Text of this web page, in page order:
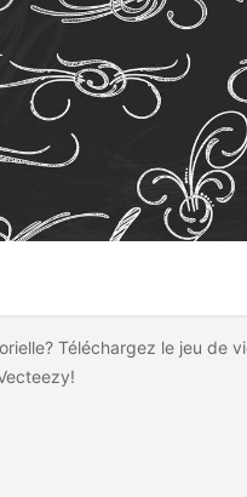
Téléchargez le jeu de